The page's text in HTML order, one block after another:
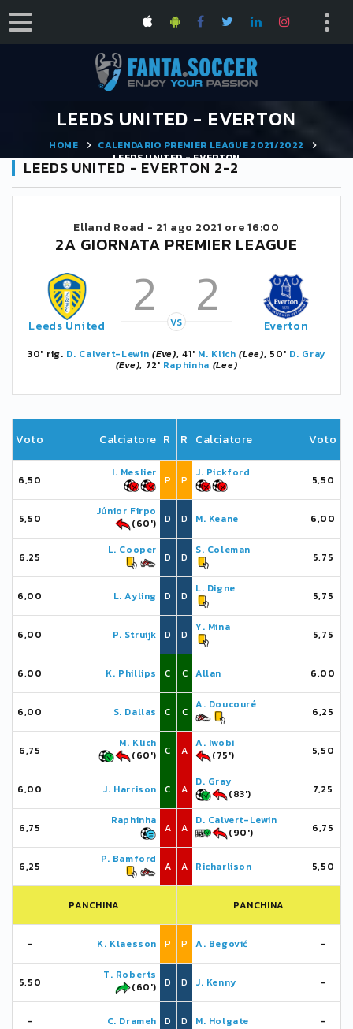
LEEDS UNITED - EVERTON
HOME
CALENDARIO PREMIER LEAGUE 2021/2022
LEEDS UNITED - EVERTON
LEEDS UNITED - EVERTON 2-2
Elland Road - 21 ago 2021 ore 16:00
2A GIORNATA PREMIER LEAGUE
Leeds United 2 2
VS Everton
30' rig. D. Calvert-Lewin (Eve), 41' M. Klich (Lee), 50' D. Gray
(Eve), 72' Raphinha (Lee)
Voto Calciatore R
6,50
I. Meslier
P
5,50
Júnior Firpo
(60')
D
6,25
L. Cooper
D
6,00 L. Ayling D
6,00 P. Struijk D
6,00 K. Phillips C
6,00 S. Dallas C
6,75
M. Klich
(60')
C
6,00 J. Harrison C
6,75
Raphinha
A
6,25
P. Bamford
A
PANCHINA
- K. Klaesson P
5,50
T. Roberts
(60')
D
- C. Drameh D
R Calciatore Voto
P
J. Pickford
5,50
D M. Keane 6,00
D
S. Coleman
5,75
D
L. Digne
5,75
D
Y. Mina
5,75
C Allan 6,00
C
A. Doucouré
6,25
A
A. Iwobi
(75')
5,50
A
D. Gray
(83')
7,25
A
D. Calvert-Lewin
(90')
6,75
A Richarlison 5,50
PANCHINA
P A. Begović -
D J. Kenny -
D M. Holgate -